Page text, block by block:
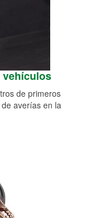
vehículos
de primeros
averías en la